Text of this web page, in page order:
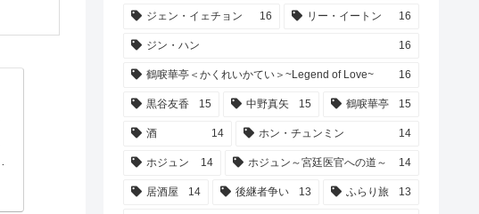
ジェン・イェチョン 16 リー・イートン 16
ジン・ハン 16
鶴唳華亭＜かくれいかてい＞~Legend of Love~ 16
黒谷友香 15 中野真矢 15 鶴唳華亭 15
酒 14 ホン・チュンミン 14
ホジュン 14 ホジュン～宮廷医官への道～ 14
居酒屋 14 後継者争い 13 ふらり旅 13